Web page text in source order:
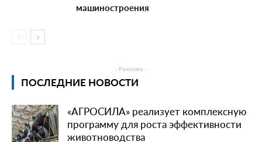
машиностроения
- Реклама -
ПОСЛЕДНИЕ НОВОСТИ
«АГРОСИЛА» реализует комплексную
программу для роста эффективности
животноводства